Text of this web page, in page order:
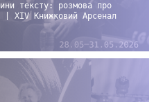
тексту: розмова про
| XIV Книжковий Арсенал